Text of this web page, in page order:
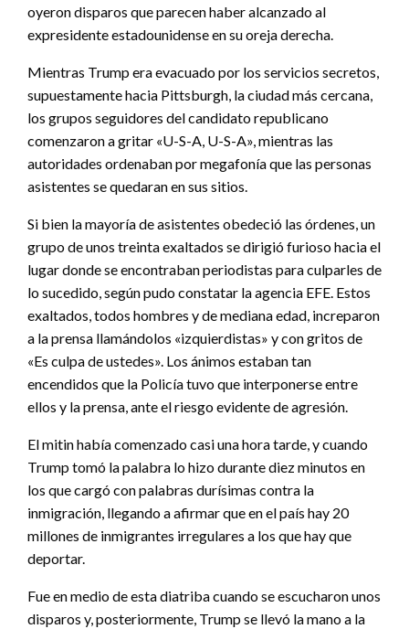
oyeron disparos que parecen haber alcanzado al
expresidente estadounidense en su oreja derecha.
Mientras Trump era evacuado por los servicios secretos,
supuestamente hacia Pittsburgh, la ciudad más cercana,
los grupos seguidores del candidato republicano
comenzaron a gritar «U-S-A, U-S-A», mientras las
autoridades ordenaban por megafonía que las personas
asistentes se quedaran en sus sitios.
Si bien la mayoría de asistentes obedeció las órdenes, un
grupo de unos treinta exaltados se dirigió furioso hacia el
lugar donde se encontraban periodistas para culparles de
lo sucedido, según pudo constatar la agencia EFE. Estos
exaltados, todos hombres y de mediana edad, increparon
a la prensa llamándolos «izquierdistas» y con gritos de
«Es culpa de ustedes». Los ánimos estaban tan
encendidos que la Policía tuvo que interponerse entre
ellos y la prensa, ante el riesgo evidente de agresión.
El mitin había comenzado casi una hora tarde, y cuando
Trump tomó la palabra lo hizo durante diez minutos en
los que cargó con palabras durísimas contra la
inmigración, llegando a afirmar que en el país hay 20
millones de inmigrantes irregulares a los que hay que
deportar.
Fue en medio de esta diatriba cuando se escucharon unos
disparos y, posteriormente, Trump se llevó la mano a la